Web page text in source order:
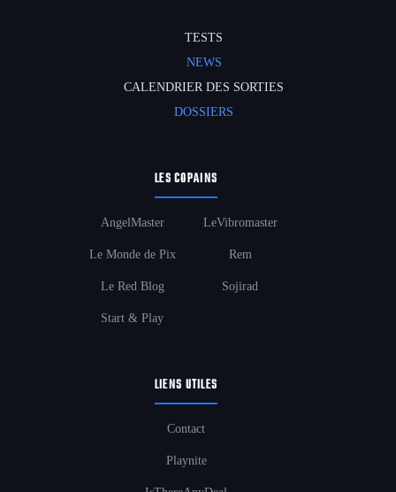
TESTS
NEWS
CALENDRIER DES SORTIES
DOSSIERS
LES COPAINS
AngelMaster
Le Monde de Pix
Le Red Blog
Start & Play
LeVibromaster
Rem
Sojirad
LIENS UTILES
Contact
Playnite